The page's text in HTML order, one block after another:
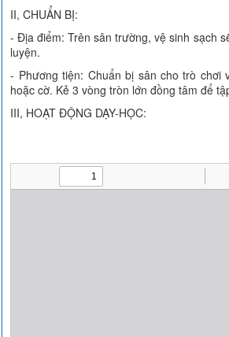
II, CHUẨN BỊ:
- Địa điểm: Trên sân trường, vệ sinh sạch
luyện.
- Phương tiện: Chuẩn bị sân cho trò chơi
hoặc cờ. Kẻ 3 vòng tròn lớn đồng tâm để
III, HOẠT ĐỘNG DẠY-HỌC: